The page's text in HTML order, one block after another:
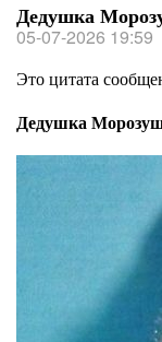
Дедушка
05-07-2026 19:59
Это цитата
Дедушка